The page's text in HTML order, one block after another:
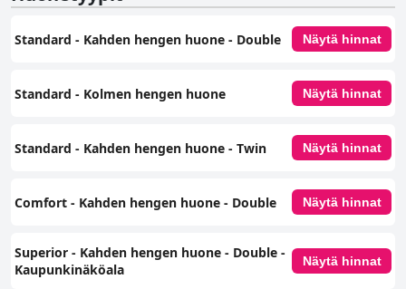
viehättävän, rauhallisen ja vieraanvaraisen loman, jossa on erinomainen
kaikkia täydentää ystävällinen ja huomaavainen henkilökunta.
Standard - Kahden hengen huone - Double Näytä hinnat
Standard - Kolmen hengen huone Näytä hinnat
Standard - Kahden hengen huone - Twin Näytä hinnat
Comfort - Kahden hengen huone - Double Näytä hinnat
Superior - Kahden hengen huone - Double -
Kaupunkinäköala
Näytä hinnat